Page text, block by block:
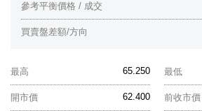
參考平衡價格 / 成交
買賣盤差額/方向
65.250
最高 最低
62.400
開市價 前收市價